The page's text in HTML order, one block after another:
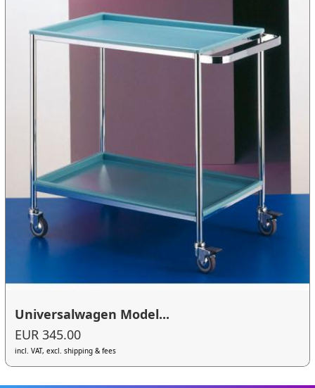
Universalwagen Model...
EUR 345.00
incl. VAT, excl. shipping & fees